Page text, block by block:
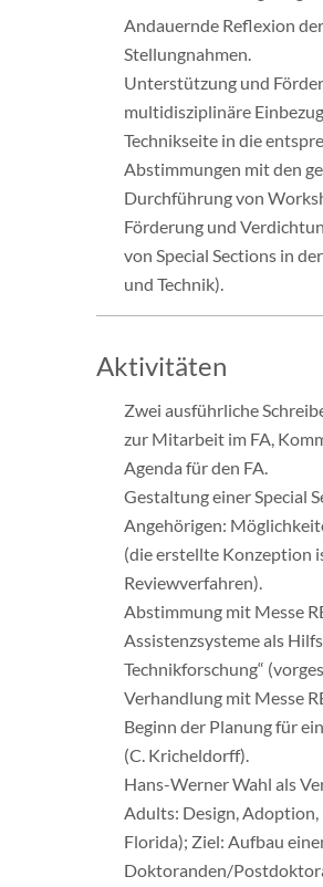
Andauernde Reflexion
Stellungnahmen.
Unterstützung und
multidisziplinäre
Technikseite in die
Abstimmungen mit den
Durchführung von
Förderung und
von Special Sections in
und Technik).
Aktivitäten
Zwei ausführliche
zur Mitarbeit im FA,
Agenda für den FA.
Gestaltung einer Special
Angehörigen:
(die erstellte Konzeption
Reviewverfahren).
Abstimmung mit Messe
Assistenzsysteme als
Technikforschung“
Verhandlung mit Messe
Beginn der Planung für
(C. Kricheldorff).
Hans-Werner Wahl als
Adults: Design,
Florida); Ziel: Aufbau
Doktoranden/